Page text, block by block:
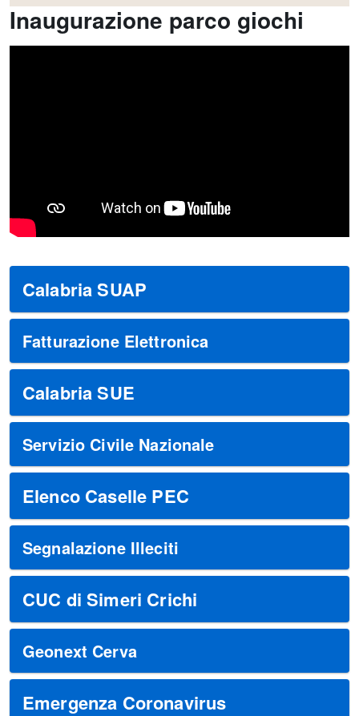
Inaugurazione parco giochi
Calabria SUAP
Fatturazione Elettronica
Calabria SUE
Servizio Civile Nazionale
Elenco Caselle PEC
Segnalazione Illeciti
CUC di Simeri Crichi
Geonext Cerva
Emergenza Coronavirus